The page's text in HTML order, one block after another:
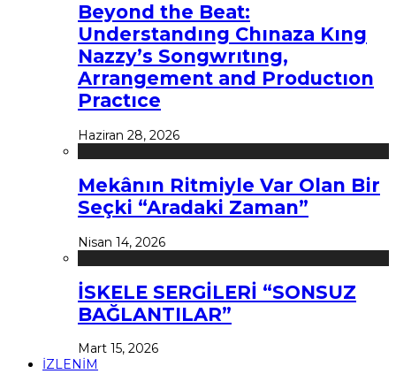
Beyond the Beat:
Understandıng Chınaza Kıng
Nazzy’s Songwrıtıng,
Arrangement and Productıon
Practıce
Haziran 28, 2026
Mekânın Ritmiyle Var Olan Bir
Seçki “Aradaki Zaman”
Nisan 14, 2026
İSKELE SERGİLERİ “SONSUZ
BAĞLANTILAR”
Mart 15, 2026
İZLENİM